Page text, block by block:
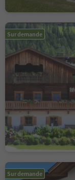
Sur demande
Sur demande